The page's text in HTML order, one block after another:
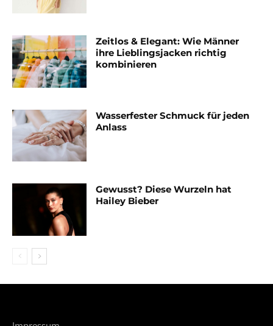
Zeitlos & Elegant: Wie Männer
ihre Lieblingsjacken richtig
kombinieren
Wasserfester Schmuck für jeden
Anlass
Gewusst? Diese Wurzeln hat
Hailey Bieber